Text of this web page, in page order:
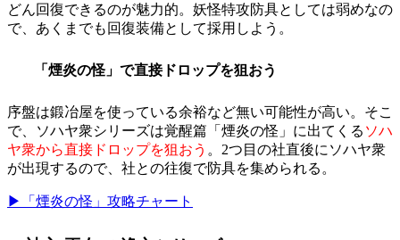
どん回復できるのが魅力的。妖怪特攻防具としては弱めなの
で、あくまでも回復装備として採用しよう。
「煙炎の怪」で直接ドロップを狙おう
序盤は鍛冶屋を使っている余裕など無い可能性が高い。そこ
で、ソハヤ衆シリーズは覚醒篇「煙炎の怪」に出てくる ソハ
ヤ衆から直接ドロップを狙おう 。2つ目の社直後にソハヤ衆
が出現するので、社との往復で防具を集められる。
▶「煙炎の怪」攻略チャート